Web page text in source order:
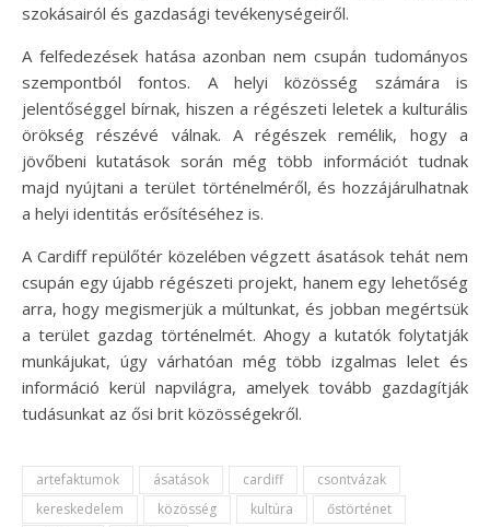
szokásairól és gazdasági tevékenységeiről.
A felfedezések hatása azonban nem csupán tudományos
szempontból fontos. A helyi közösség számára is
jelentőséggel bírnak, hiszen a régészeti leletek a kulturális
örökség részévé válnak. A régészek remélik, hogy a
jövőbeni kutatások során még több információt tudnak
majd nyújtani a terület történelméről, és hozzájárulhatnak
a helyi identitás erősítéséhez is.
A Cardiff repülőtér közelében végzett ásatások tehát nem
csupán egy újabb régészeti projekt, hanem egy lehetőség
arra, hogy megismerjük a múltunkat, és jobban megértsük
a terület gazdag történelmét. Ahogy a kutatók folytatják
munkájukat, úgy várhatóan még több izgalmas lelet és
információ kerül napvilágra, amelyek tovább gazdagítják
tudásunkat az ősi brit közösségekről.
artefaktumok ásatások cardiff
csontvázak
kereskedelem
közösség kultúra
őstörténet